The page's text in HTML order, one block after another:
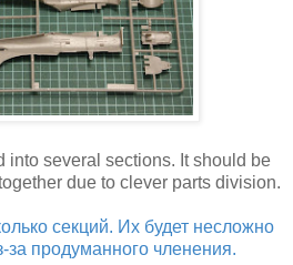
into several sections. It should be
due to clever parts division.
секций. Их будет несложно
за продуманного членения.